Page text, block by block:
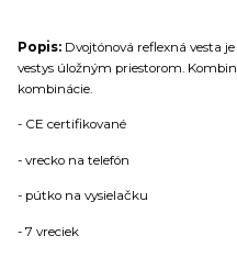
Popis: Dvojtónová reflexná vesta
vestys úložným priestorom.
kombinácie.
- CE certifikované
- vrecko na telefón
- pútko na vysielačku
- 7 vreciek